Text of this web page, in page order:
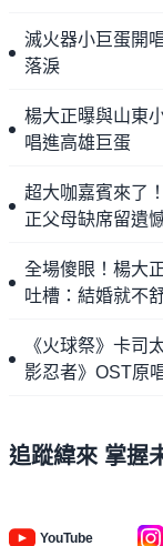
滅火器小巨蛋開
落淚
楊大正曝與山東
唱進高雄巨蛋
超大咖嘉賓來了
正父母缺席留遺
全場傻眼！楊大
吐槽：結婚就不
《火球祭》卡
影忍者》OST原
追蹤緯來 掌握
YouTube